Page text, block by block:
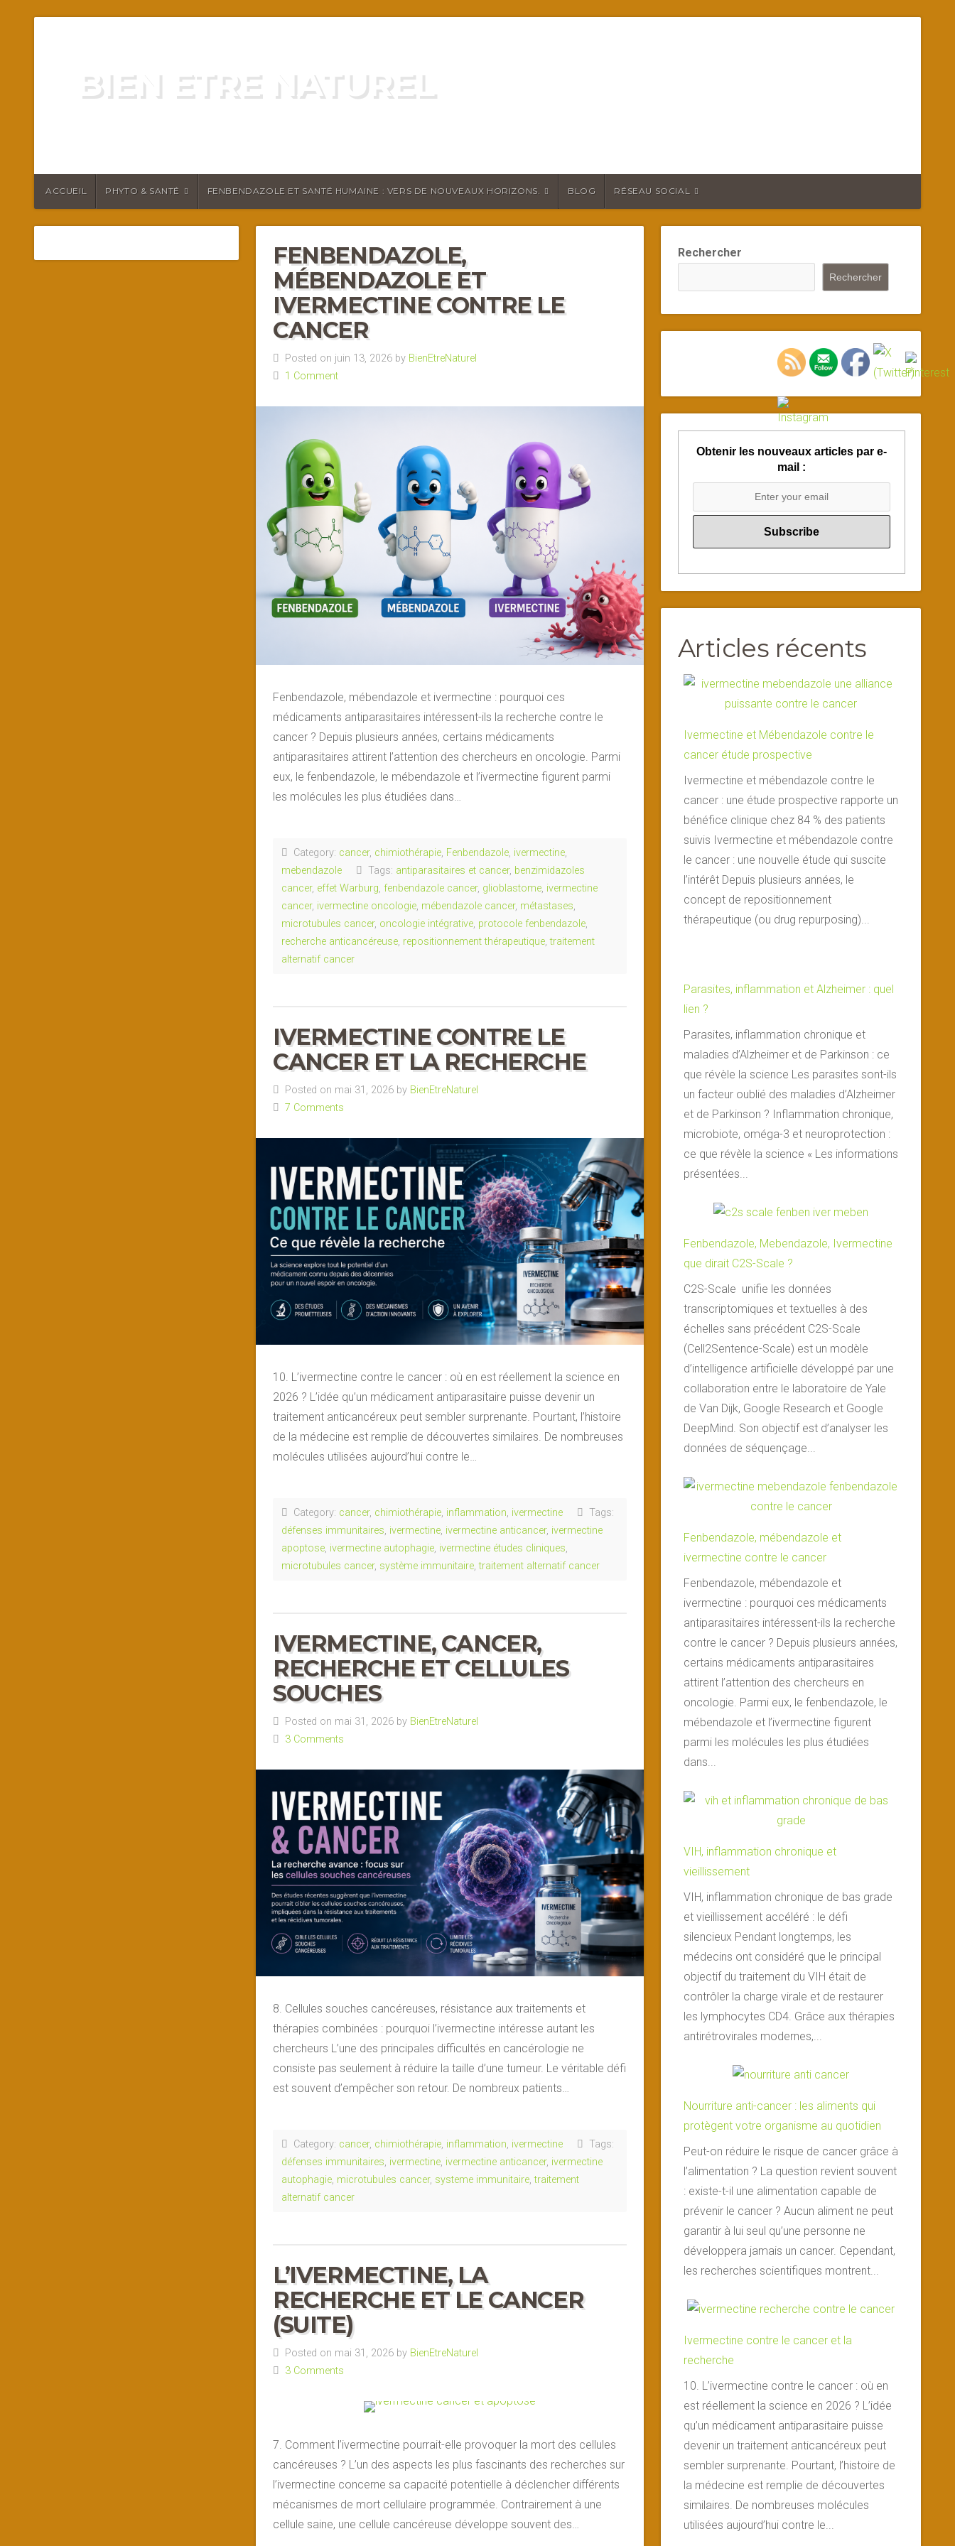
BIEN ETRE NATUREL
ACCUEIL PHYTO & SANTÉ FENBENDAZOLE ET SANTÉ HUMAINE : VERS DE NOUVEAUX HORIZONS. BLOG RÉSEAU SOCIAL
FENBENDAZOLE,
MÉBENDAZOLE ET
IVERMECTINE CONTRE LE
CANCER
Posted on juin 13, 2026 by BienEtreNaturel
1 Comment
Fenbendazole, mébendazole et ivermectine : pourquoi ces
médicaments antiparasitaires intéressent-ils la recherche contre le
cancer ? Depuis plusieurs années, certains médicaments
antiparasitaires attirent l’attention des chercheurs en oncologie. Parmi
eux, le fenbendazole, le mébendazole et l’ivermectine figurent parmi
les molécules les plus étudiées dans…
Category: cancer, chimiothérapie, Fenbendazole, ivermectine,
mebendazole
Tags: antiparasitaires et cancer, benzimidazoles
cancer, effet Warburg, fenbendazole cancer, glioblastome, ivermectine
cancer, ivermectine oncologie, mébendazole cancer, métastases,
microtubules cancer, oncologie intégrative, protocole fenbendazole,
recherche anticancéreuse, repositionnement thérapeutique,traitement
alternatif cancer
IVERMECTINE CONTRE LE
CANCER ET LA RECHERCHE
Posted on mai 31, 2026 by BienEtreNaturel
7 Comments
10. L’ivermectine contre le cancer : où en est réellement la science en
2026 ? L’idée qu’un médicament antiparasitaire puisse devenir un
traitement anticancéreux peut sembler surprenante. Pourtant, l’histoire
de la médecine est remplie de découvertes similaires. De nombreuses
molécules utilisées aujourd’hui contre le…
Category: cancer, chimiothérapie, inflammation, ivermectine
Tags:
défenses immunitaires, ivermectine, ivermectine anticancer, ivermectine
apoptose, ivermectine autophagie, ivermectine études cliniques,
microtubules cancer, système immunitaire,traitement alternatif cancer
IVERMECTINE, CANCER,
RECHERCHE ET CELLULES
SOUCHES
Posted on mai 31, 2026 by BienEtreNaturel
3 Comments
8. Cellules souches cancéreuses, résistance aux traitements et
thérapies combinées : pourquoi l’ivermectine intéresse autant les
chercheurs L’une des principales difficultés en cancérologie ne
consiste pas seulement à réduire la taille d’une tumeur. Le véritable défi
est souvent d’empêcher son retour. De nombreux patients…
Category: cancer, chimiothérapie, inflammation, ivermectine
Tags:
défenses immunitaires, ivermectine, ivermectine anticancer, ivermectine
autophagie, microtubules cancer, systeme immunitaire,traitement
alternatif cancer
L’IVERMECTINE, LA
RECHERCHE ET LE CANCER
(SUITE)
Posted on mai 31, 2026 by BienEtreNaturel
3 Comments
7. Comment l’ivermectine pourrait-elle provoquer la mort des cellules
cancéreuses ? L’un des aspects les plus fascinants des recherches sur
l’ivermectine concerne sa capacité potentielle à déclencher différents
mécanismes de mort cellulaire programmée. Contrairement à une
cellule saine, une cellule cancéreuse développe souvent des…
Rechercher
Rechercher
Obtenir les nouveaux articles par e-
mail :
Articles récents
Ivermectine et Mébendazole contre le
cancer étude prospective
Ivermectine et mébendazole contre le
cancer : une étude prospective rapporte un
bénéfice clinique chez 84 % des patients
suivis Ivermectine et mébendazole contre
le cancer : une nouvelle étude qui suscite
l’intérêt Depuis plusieurs années, le
concept de repositionnement
thérapeutique (ou drug repurposing)...
Parasites, inflammation et Alzheimer : quel
lien ?
Parasites, inflammation chronique et
maladies d’Alzheimer et de Parkinson : ce
que révèle la science Les parasites sont-ils
un facteur oublié des maladies d’Alzheimer
et de Parkinson ? Inflammation chronique,
microbiote, oméga-3 et neuroprotection :
ce que révèle la science « Les informations
présentées...
Fenbendazole, Mebendazole, Ivermectine
que dirait C2S-Scale ?
C2S-Scale unifie les données
transcriptomiques et textuelles à des
échelles sans précédent C2S-Scale
(Cell2Sentence-Scale) est un modèle
d’intelligence artificielle développé par une
collaboration entre le laboratoire de Yale
de Van Dijk, Google Research et Google
DeepMind. Son objectif est d’analyser les
données de séquençage...
Fenbendazole, mébendazole et
ivermectine contre le cancer
Fenbendazole, mébendazole et
ivermectine : pourquoi ces médicaments
antiparasitaires intéressent-ils la recherche
contre le cancer ? Depuis plusieurs années,
certains médicaments antiparasitaires
attirent l’attention des chercheurs en
oncologie. Parmi eux, le fenbendazole, le
mébendazole et l’ivermectine figurent
parmi les molécules les plus étudiées
dans...
VIH, inflammation chronique et
vieillissement
VIH, inflammation chronique de bas grade
et vieillissement accéléré : le défi
silencieux Pendant longtemps, les
médecins ont considéré que le principal
objectif du traitement du VIH était de
contrôler la charge virale et de restaurer
les lymphocytes CD4. Grâce aux thérapies
antirétrovirales modernes,...
Nourriture anti-cancer : les aliments qui
protègent votre organisme au quotidien
Peut-on réduire le risque de cancer grâce à
l’alimentation ? La question revient souvent
: existe-t-il une alimentation capable de
prévenir le cancer ? Aucun aliment ne peut
garantir à lui seul qu’une personne ne
développera jamais un cancer. Cependant,
les recherches scientifiques montrent...
Ivermectine contre le cancer et la
recherche
10. L’ivermectine contre le cancer : où en
est réellement la science en 2026 ? L’idée
qu’un médicament antiparasitaire puisse
devenir un traitement anticancéreux peut
sembler surprenante. Pourtant, l’histoire de
la médecine est remplie de découvertes
similaires. De nombreuses molécules
utilisées aujourd’hui contre le...